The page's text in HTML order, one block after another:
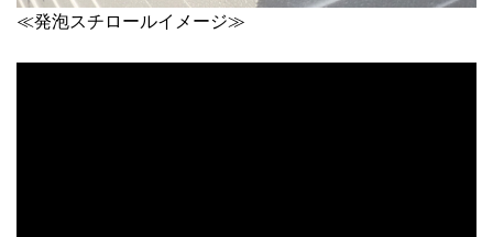
≪発泡スチロールイメージ≫